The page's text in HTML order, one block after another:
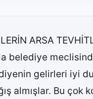
ARSA
belediye
gelirleri iyi
almışlar. Bu çok